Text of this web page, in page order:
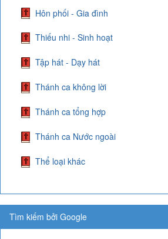
Hôn phối - Gia đình
Thiếu nhi - Sinh hoạt
Tập hát - Dạy hát
Thánh ca không lời
Thánh ca tổng hợp
Thánh ca Nước ngoài
Thể loại khác
Tìm kiếm bởi Google